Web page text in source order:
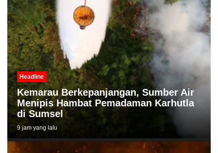
Headline
Kemarau Berkepanjangan, Sumber Air
Menipis Hambat Pemadaman Karhutla
di Sumsel
9 jam yang lalu